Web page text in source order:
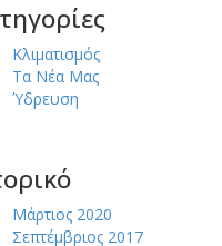
Κλιματισμός
Τα Νέα Μας
Ύδρευση
Μάρτιος 2020
Σεπτέμβριος 2017